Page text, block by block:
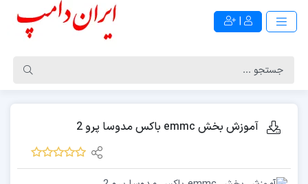
|
آموزش بخش emmc باکس مدوسا پرو 2